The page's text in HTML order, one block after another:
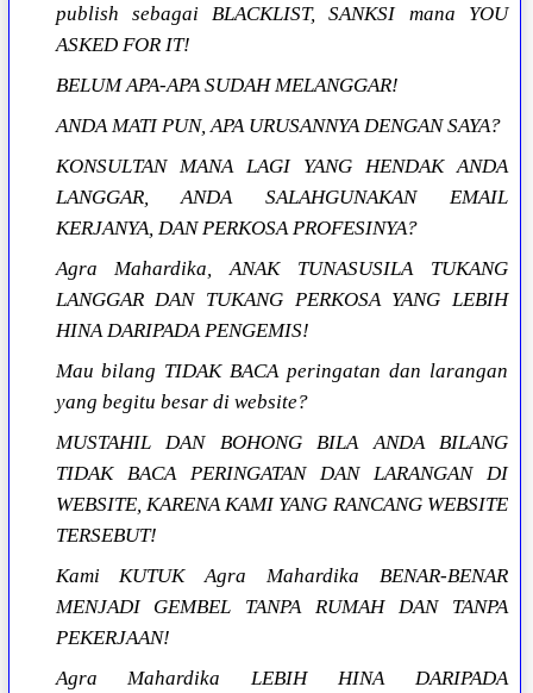
publish sebagai BLACKLIST, SANKSI mana YOU
ASKED FOR IT!
BELUM APA-APA SUDAH MELANGGAR!
ANDA MATI PUN, APA URUSANNYA DENGAN SAYA?
KONSULTAN MANA LAGI YANG HENDAK ANDA
LANGGAR, ANDA SALAHGUNAKAN EMAIL
KERJANYA, DAN PERKOSA PROFESINYA?
Agra Mahardika, ANAK TUNASUSILA TUKANG
LANGGAR DAN TUKANG PERKOSA YANG LEBIH
HINA DARIPADA PENGEMIS!
Mau bilang TIDAK BACA peringatan dan larangan
yang begitu besar di website?
MUSTAHIL DAN BOHONG BILA ANDA BILANG
TIDAK BACA PERINGATAN DAN LARANGAN DI
WEBSITE, KARENA KAMI YANG RANCANG WEBSITE
TERSEBUT!
Kami KUTUK Agra Mahardika BENAR-BENAR
MENJADI GEMBEL TANPA RUMAH DAN TANPA
PEKERJAAN!
Agra Mahardika LEBIH HINA DARIPADA